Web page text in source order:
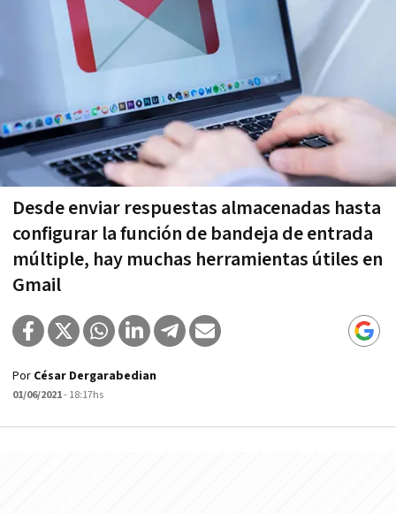
Desde enviar respuestas almacenadas hasta
configurar la función de bandeja de entrada
múltiple, hay muchas herramientas útiles en
Gmail
Por César Dergarabedian
01/06/2021- 18:17hs